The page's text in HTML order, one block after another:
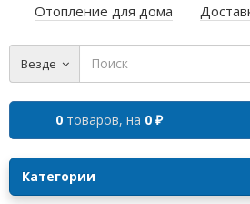
Отопление для дома
Везде
0 товаров, на 0 ₽
Категории